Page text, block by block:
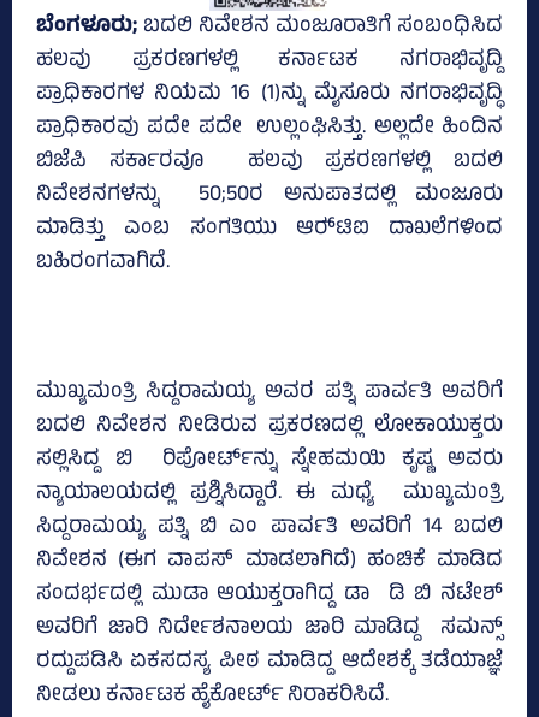
ಬೆಂಗಳೂರು; ಬದಲಿ ನಿವೇಶನ ಮಂಜೂರಾತಿಗೆ ಸಂಬಂಧಿಸಿದ
ಹಲವು ಪ್ರಕರಣಗಳಲ್ಲಿ ಕರ್ನಾಟಕ ನಗರಾಭಿವೃದ್ದಿ
ಪ್ರಾಧಿಕಾರಗಳ ನಿಯಮ 16 (1)ನ್ನು ಮೈಸೂರು ನಗರಾಭಿವೃದ್ಧಿ
ಪ್ರಾಧಿಕಾರವು ಪದೇ ಪದೇ ಉಲ್ಲಂಘಿಸಿತ್ತು. ಅಲ್ಲದೇ ಹಿಂದಿನ
ಬಿಜೆಪಿ ಸರ್ಕಾರವೂ ಹಲವು ಪ್ರಕರಣಗಳಲ್ಲಿ ಬದಲಿ
ನಿವೇಶನಗಳನ್ನು 50;50ರ ಅನುಪಾತದಲ್ಲಿ ಮಂಜೂರು
ಮಾಡಿತ್ತು ಎಂಬ ಸಂಗತಿಯು ಆರ್‍‌ಟಿಐ ದಾಖಲೆಗಳಿಂದ
ಬಹಿರಂಗವಾಗಿದೆ.
ಮುಖ್ಯಮಂತ್ರಿ ಸಿದ್ದರಾಮಯ್ಯ ಅವರ ಪತ್ನಿ ಪಾರ್ವತಿ ಅವರಿಗೆ
ಬದಲಿ ನಿವೇಶನ ನೀಡಿರುವ ಪ್ರಕರಣದಲ್ಲಿ ಲೋಕಾಯುಕ್ತರು
ಸಲ್ಲಿಸಿದ್ದ ಬಿ ರಿಪೋರ್ಟ್‌ನ್ನು ಸ್ನೇಹಮಯಿ ಕೃಷ್ಣ ಅವರು
ನ್ಯಾಯಾಲಯದಲ್ಲಿ ಪ್ರಶ್ನಿಸಿದ್ದಾರೆ. ಈ ಮಧ್ಯೆ ಮುಖ್ಯಮಂತ್ರಿ
ಸಿದ್ದರಾಮಯ್ಯ ಪತ್ನಿ ಬಿ ಎಂ ಪಾರ್ವತಿ ಅವರಿಗೆ 14 ಬದಲಿ
ನಿವೇಶನ (ಈಗ ವಾಪಸ್‌ ಮಾಡಲಾಗಿದೆ) ಹಂಚಿಕೆ ಮಾಡಿದ
ಸಂದರ್ಭದಲ್ಲಿ ಮುಡಾ ಆಯುಕ್ತರಾಗಿದ್ದ ಡಾ ಡಿ ಬಿ ನಟೇಶ್‌
ಅವರಿಗೆ ಜಾರಿ ನಿರ್ದೇಶನಾಲಯ ಜಾರಿ ಮಾಡಿದ್ದ ಸಮನ್ಸ್‌
ರದ್ದುಪಡಿಸಿ ಏಕಸದಸ್ಯ ಪೀಠ ಮಾಡಿದ್ದ ಆದೇಶಕ್ಕೆ ತಡೆಯಾಜ್ಞೆ
ನೀಡಲು ಕರ್ನಾಟಕ ಹೈಕೋರ್ಟ್‌ ನಿರಾಕರಿಸಿದೆ.